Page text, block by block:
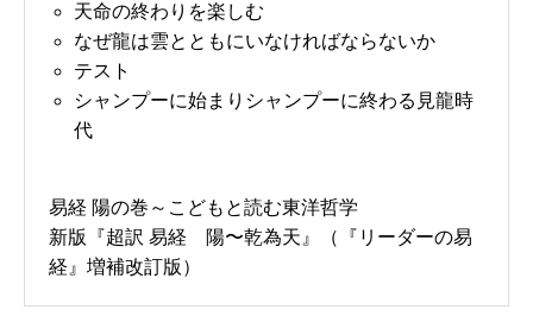
天命の終わりを楽しむ
なぜ龍は雲とともにいなければならないか
テスト
シャンプーに始まりシャンプーに終わる見龍時
代
易経 陽の巻～こどもと読む東洋哲学
新版『超訳 易経 陽〜乾為天』（『リーダーの易
経』増補改訂版）